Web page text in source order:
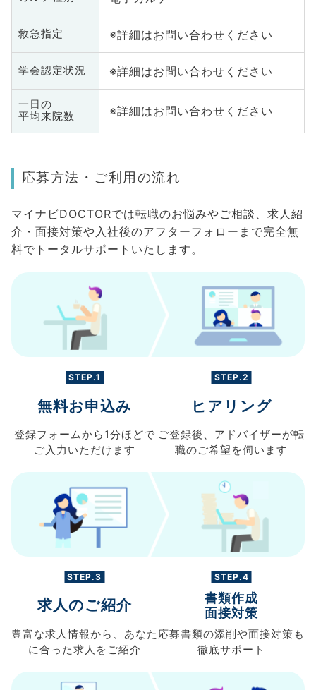
救急指定 ※詳細はお問い合わせください
学会認定状況 ※詳細はお問い合わせください
一日の
平均来院数
※詳細はお問い合わせください
応募方法・ご利用の流れ
マイナビDOCTORでは転職のお悩みやご相談、求人紹
介・面接対策や入社後のアフターフォローまで完全無
料でトータルサポートいたします。
STEP.1
無料お申込み
登録フォームから 1分ほどで
ご入力 いただけます
STEP.2
ヒアリング
ご登録後、 アドバイザーが転
職のご希望を伺います
STEP.3
求人のご紹介
豊富な求人情報から、 あなた
に合った求人を ご紹介
STEP.4
書類作成
面接対策
応募書類の添削や面接対策も
徹底サポート